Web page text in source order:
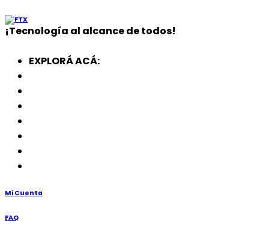
¡Tecnología al alcance de todos!
EXPLORÁ ACÁ:
Mi Cuenta
FAQ